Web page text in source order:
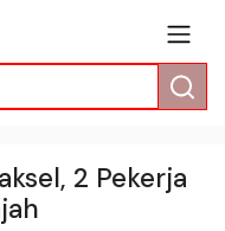
2 Pekerja